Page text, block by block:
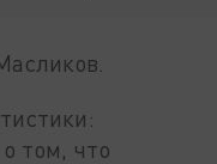
том, что